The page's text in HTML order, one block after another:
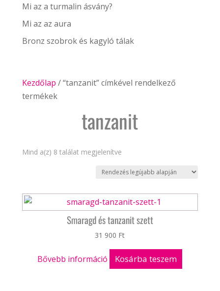
Kezdőlap / “tanzanit” címkével rendelkező
termékek
tanzanit
Mind a(z) 8 találat megjelenítveSorted
latest
Smaragd és tanzanit szett
31 900 Ft
Bővebb információ Kosárba teszem
Mi az a turmalin ásvány?
Mi az az aura
Bronz szobrok és kagyló tálak